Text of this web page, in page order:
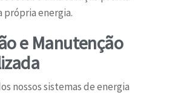
própria energia.
e Manutenção
nossos sistemas de energia